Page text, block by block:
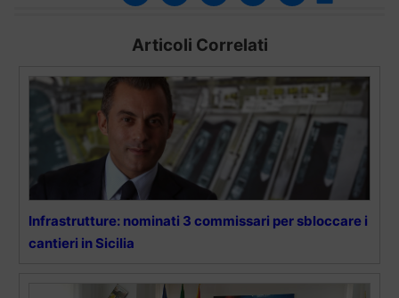
Articoli Correlati
Infrastrutture: nominati 3 commissari per sbloccare i
cantieri in Sicilia